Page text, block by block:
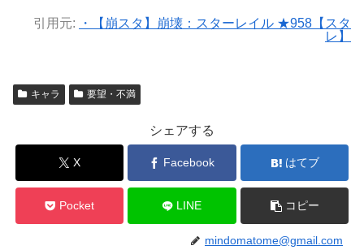
引用元:
・【崩スタ】崩壊：スターレイル ★958【スタ
レ】
キャラ 要望・不満
シェアする
X Facebook はてブ
Pocket LINE コピー
mindomatome@gmail.com